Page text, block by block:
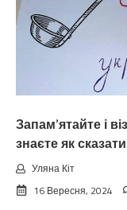
Запам’ятайте і
знаєте як
Уляна Кіт
16 Вересня, 2024